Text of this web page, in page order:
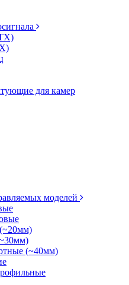
для камер
моделей
(~40мм)